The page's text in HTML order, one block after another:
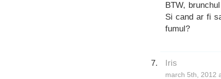
BTW,
Si cand ar fi
fumul?
Iris
march 5th, 2012